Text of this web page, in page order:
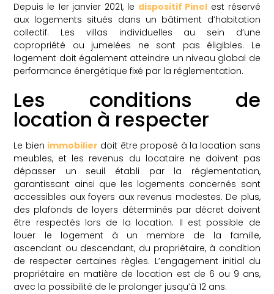
Depuis le 1er janvier 2021, le dispositif Pinel est réservé
aux logements situés dans un bâtiment d’habitation
collectif. Les villas individuelles au sein d’une
copropriété ou jumelées ne sont pas éligibles. Le
logement doit également atteindre un niveau global de
performance énergétique fixé par la réglementation.
Les conditions de
location à respecter
Le bien immobilier doit être proposé à la location sans
meubles, et les revenus du locataire ne doivent pas
dépasser un seuil établi par la réglementation,
garantissant ainsi que les logements concernés sont
accessibles aux foyers aux revenus modestes. De plus,
des plafonds de loyers déterminés par décret doivent
être respectés lors de la location. Il est possible de
louer le logement à un membre de la famille,
ascendant ou descendant, du propriétaire, à condition
de respecter certaines règles. L’engagement initial du
propriétaire en matière de location est de 6 ou 9 ans,
avec la possibilité de le prolonger jusqu’à 12 ans.